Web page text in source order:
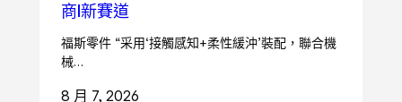
商I新賽道
福斯零件 “采用‘接觸感知+柔性緩沖’裝配，聯合機
械…
8 月 7, 2026